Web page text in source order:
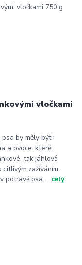
vločkami
by měly být i
a ovoce. které
tak jáhlové
zažíváním.
potravě psa ... celý